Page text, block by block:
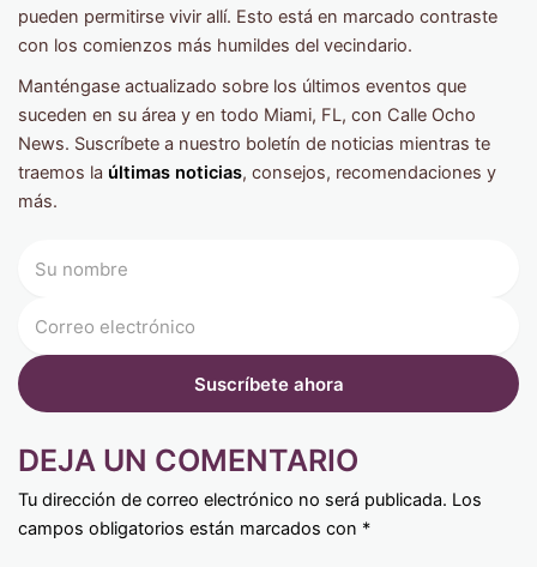
pueden permitirse vivir allí. Esto está en marcado contraste
con los comienzos más humildes del vecindario.
Manténgase actualizado sobre los últimos eventos que
suceden en su área y en todo Miami, FL, con Calle Ocho
News. Suscríbete a nuestro boletín de noticias mientras te
traemos la últimas noticias, consejos, recomendaciones y
más.
DEJA UN COMENTARIO
Tu dirección de correo electrónico no será publicada. Los
campos obligatorios están marcados con *